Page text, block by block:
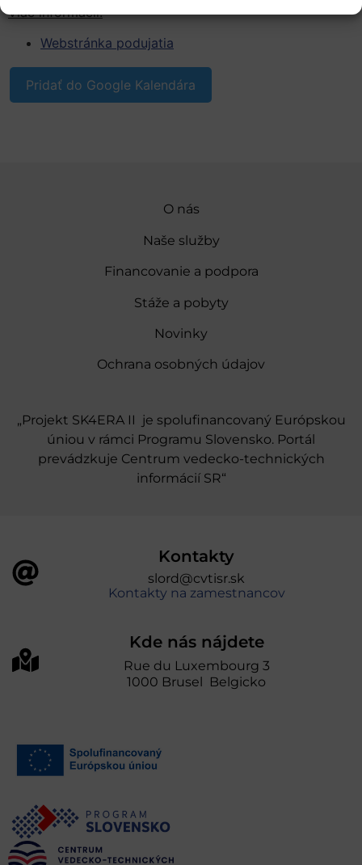
Viac informácií:
Webstránka podujatia
Pridať do Google Kalendára
O nás
Naše služby
Financovanie a podpora
Stáže a pobyty
Novinky
Ochrana osobných údajov
„Projekt SK4ERA II je spolufinancovaný Európskou
úniou v rámci Programu Slovensko. Portál
prevádzkuje Centrum vedecko-technických
informácií SR“
Kontakty
slord@cvtisr.sk
Kontakty na zamestnancov
Kde nás nájdete
Rue du Luxembourg 3
1000 Brusel Belgicko